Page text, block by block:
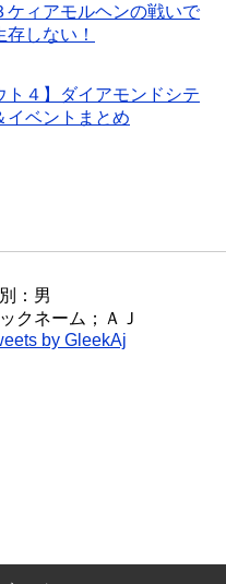
ケィアモルヘンの戦いで
しない！
ト４】ダイアモンドシテ
イベントまとめ
：男
クネーム；ＡＪ
by GleekAj